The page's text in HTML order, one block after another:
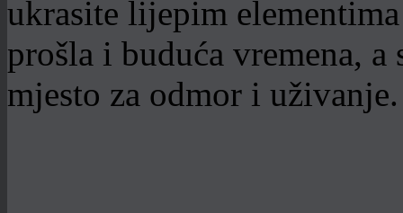
ukrasite lijepim
prošla i buduća vremena,
mjesto za odmor i uživanje.